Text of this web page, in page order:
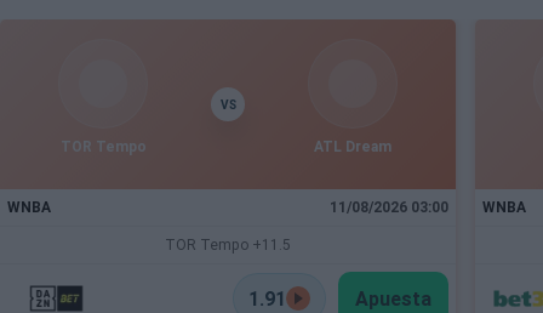
TOR Tempo
VS
ATL Dream
WNBA 11/08/2026 03:00
TOR Tempo +11.5
1.91 Apuesta
WNBA